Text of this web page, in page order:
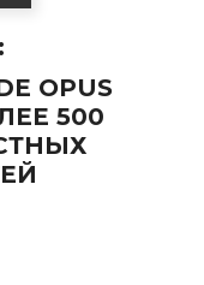
OPUS
500